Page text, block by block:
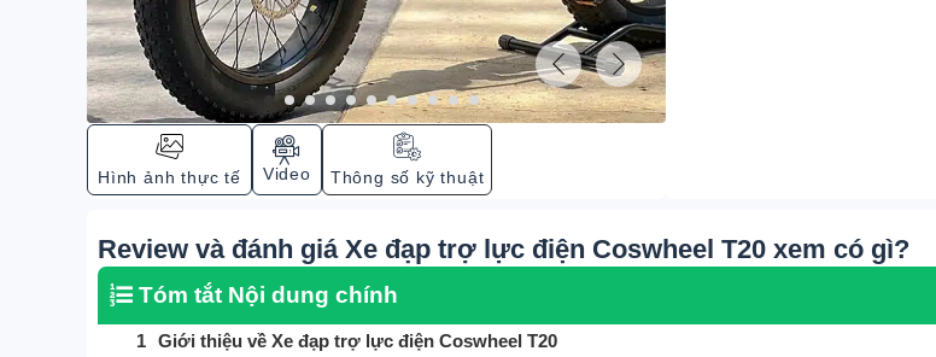
Hình ảnh thực tế Video Thông số kỹ thuật
Review và đánh giá Xe đạp trợ lực điện Coswheel T20 xem có gì?
Tóm tắt Nội dung chính
Giới thiệu về Xe đạp trợ lực điện Coswheel T20